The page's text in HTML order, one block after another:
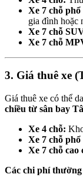
Xe 7 chỗ
gia đình hoặc
Xe 7 chỗ
Xe 7 chỗ
3. Giá thuê xe
Giá thuê xe có thể
chiều từ sân bay
Xe 4 chỗ:
Xe 7 chỗ
Xe 7 chỗ
Các chi phí